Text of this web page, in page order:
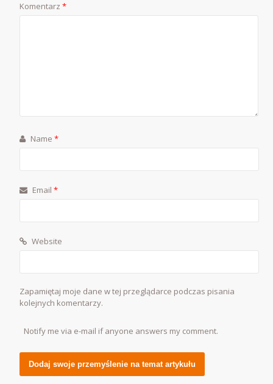
Komentarz*
Name*
Email*
Website
Zapamiętaj moje dane w tej przeglądarce podczas pisania
kolejnych komentarzy.
Notify me via e-mail if anyone answers my comment.